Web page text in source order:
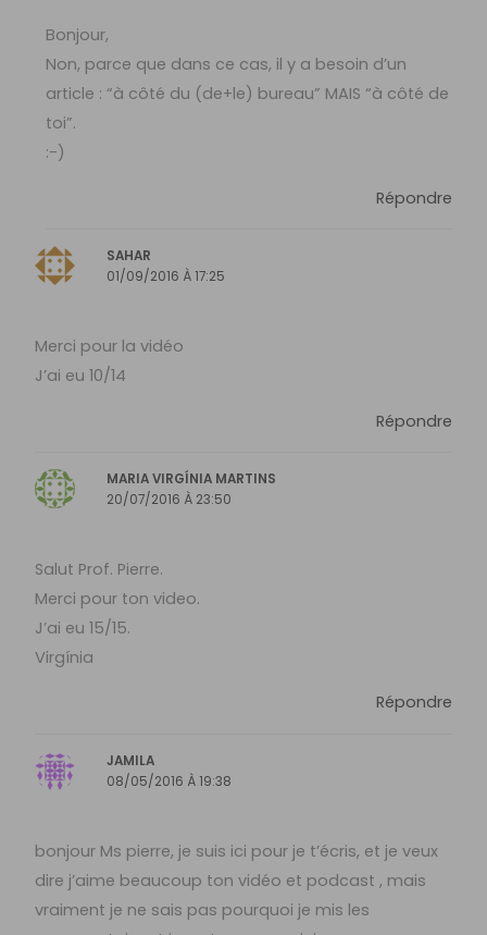
Bonjour,
Non, parce que dans ce cas, il y a besoin d’un
article : “à côté du (de+le) bureau” MAIS “à côté de
toi”.
:-)
Répondre
SAHAR
01/09/2016 À 17:25
Merci pour la vidéo
J’ai eu 10/14
Répondre
MARIA VIRGÍNIA MARTINS
20/07/2016 À 23:50
Salut Prof. Pierre.
Merci pour ton video.
J’ai eu 15/15.
Virgínia
Répondre
JAMILA
08/05/2016 À 19:38
bonjour Ms pierre, je suis ici pour je t’écris, et je veux
dire j’aime beaucoup ton vidéo et podcast , mais
vraiment je ne sais pas pourquoi je mis les